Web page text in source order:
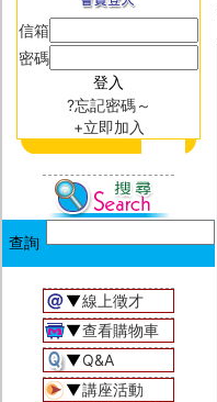
信箱
密碼
?忘記密碼～
+立即加入
▼線上徵才
▼查看購物車
▼Q&A
▼講座活動